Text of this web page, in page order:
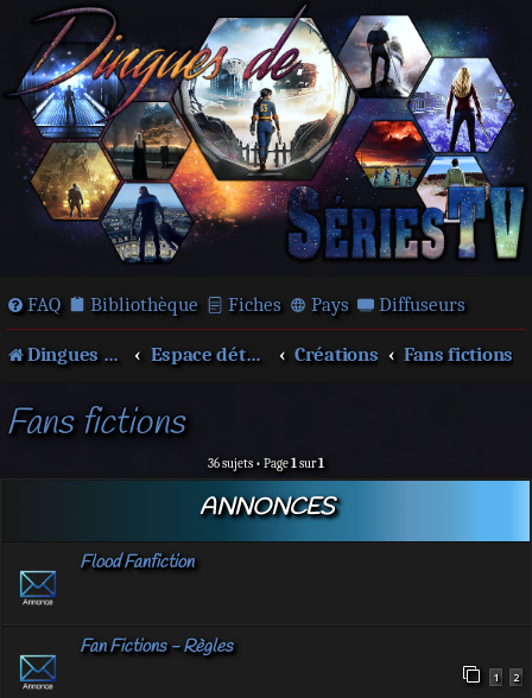
FAQ Bibliothèque Fiches Pays Diffuseurs
Dingues de séries télé ! Espace détente Créations Fans fictions
Fans fictions
36 sujets • Page1sur1
ANNONCES
Flood Fanfiction
Fan Fictions - Règles
1 2